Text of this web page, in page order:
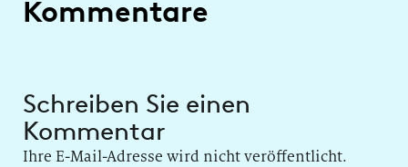
Kommentare
Schreiben Sie einen
Kommentar
Ihre E-Mail-Adresse wird nicht veröffentlicht.